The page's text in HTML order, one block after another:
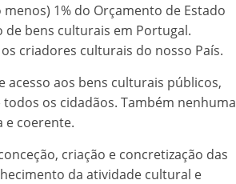
1% do Orçamento de Estado
bens culturais em Portugal.
criadores culturais do nosso País.
acesso aos bens culturais públicos,
os cidadãos. Também nenhuma
e coerente.
criação e concretização das
da atividade cultural e